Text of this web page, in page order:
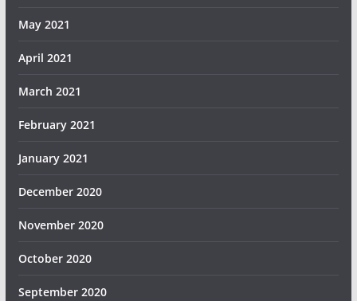
May 2021
April 2021
March 2021
February 2021
January 2021
December 2020
November 2020
October 2020
September 2020